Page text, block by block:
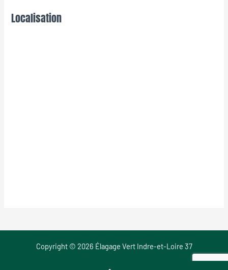
Localisation
Copyright © 2026 Élagage Vert Indre-et-Loire 37